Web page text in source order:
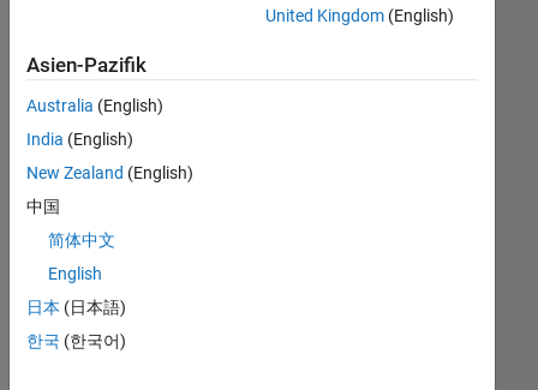
noch
keine
offenen
Stellen
können,
die
Ihren
entsprechen,
werden
United Kingdom(English)
Asien-Pazifik
Australia (English)
India (English)
New Zealand (English)
中国
简体中文
English
日本 (日本語)
한국 (한국어)